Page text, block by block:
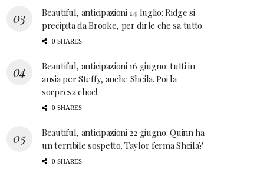
Beautiful, anticipazioni 14 luglio: Ridge si
precipita da Brooke, per dirle che sa tutto
0 SHARES
Beautiful, anticipazioni 16 giugno: tutti in
ansia per Steffy, anche Sheila. Poi la
sorpresa choc!
0 SHARES
Beautiful, anticipazioni 22 giugno: Quinn ha
un terribile sospetto. Taylor ferma Sheila?
0 SHARES